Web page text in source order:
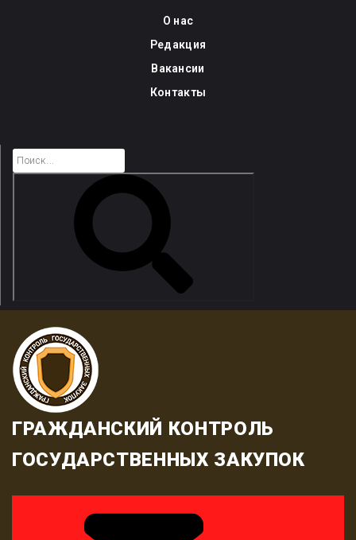
О нас
Редакция
Вакансии
Контакты
ГРАЖДАНСКИЙ КОНТРОЛЬ
ГОСУДАРСТВЕННЫХ ЗАКУПОК